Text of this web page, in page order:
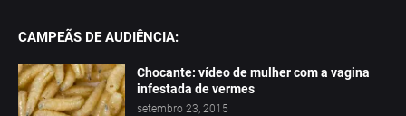
CAMPEÃS DE AUDIÊNCIA:
Chocante: vídeo de mulher com a vagina
infestada de vermes
setembro 23, 2015